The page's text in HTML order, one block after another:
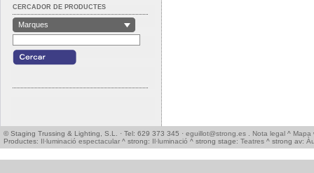
CERCADOR DE PRODUCTES
Marques
© Staging Trussing & Lighting, S.L. · Tel: 629 373 345 · eguillot@strong.es Nota legal ^ Mapa
Productes: Il·luminació espectacular ^ strong: Il·luminació ^ strong stage: Teatres ^ strong av: